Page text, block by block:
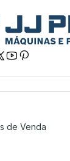
de Venda